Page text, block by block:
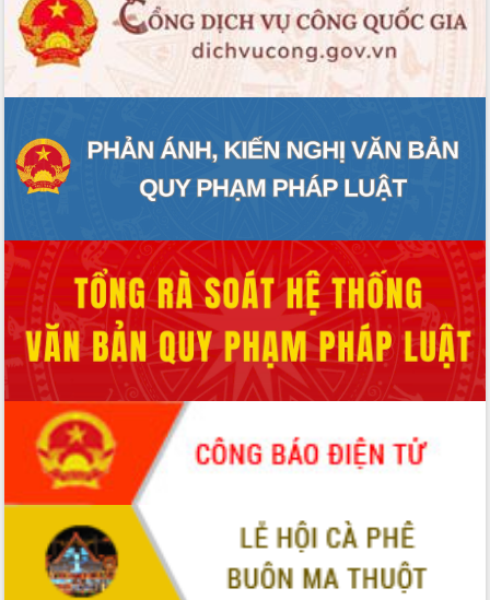
Rà soát, hoàn thiện hệ thống thiết chế
văn hóa, thể thao đáp ứng yêu cầu
phát triển mới
Thường trực HĐND tỉnh Đắk Lắk gặp
Lễ truy điệu và an táng hài cốt liệt sĩ
tại Nghĩa trang Liệt sĩ xã Sơn Hòa
Bàn giải pháp tháo gỡ khó khăn trong
định EUDR
Thứ trưởng Bộ Nông nghiệp và Môi
trường Nguyễn Hoàng Hiệp khảo sát
vùng trồng và doanh nghiệp đóng gói
sầu riêng tại Đắk Lắk
Trình diễn nghệ thuật chế biến các
món ăn từ sầu riêng
Đắk Lắk công bố Quy hoạch và xúc
tiến đầu tư tỉnh
Ngành cá ngừ Đắk Lắk chủ động thích
ứng để giữ vững thị trường xuất khẩu
Diễn đàn Kinh tế tư nhân Việt Nam đột
phá cơ chế - Hợp tác công tư
Đề án 06 tạo bước ngoặt đột phá trong
cải cách hành chính tỉnh Đắk Lắk